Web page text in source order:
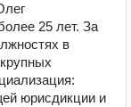
25 лeт. Зa
в
юрисдикции и